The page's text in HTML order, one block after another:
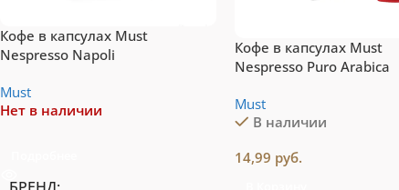
Кофе в капсулах Must
Nespresso Napoli
Must
Нет в наличии
Кофе в капсулах Must
Nespresso Puro Arabica
Must
В наличии
14,99 руб.